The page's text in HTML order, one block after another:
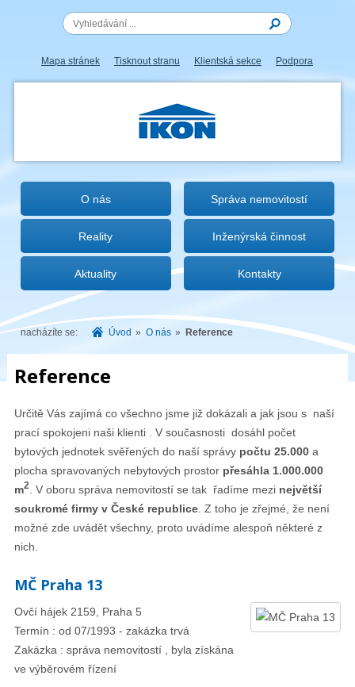
Mapa stránek Tisknout stranu Klientská sekce Podpora
IKON.CZ
O nás Správa nemovitostí
Reality Inženýrská činnost
Aktuality Kontakty
nacházíte se: Úvod » O nás » Reference
Reference
Určitě Vás zajímá co všechno jsme již dokázali a jak jsou s naší
prací spokojeni naši klienti . V současnosti dosáhl počet
bytových jednotek svěřených do naší správy počtu 25.000a
plocha spravovaných nebytových prostor přesáhla 1.000.000
m2. V oboru správa nemovitostí se tak řadíme mezi největší
soukromé firmy v České republice. Z toho je zřejmé, že není
možné zde uvádět všechny, proto uvádíme alespoň některé z
nich.
MČ Praha 13
Ovčí hájek 2159, Praha 5
Termín : od 07/1993 - zakázka trvá
Zakázka : správa nemovitostí , byla získána
ve výběrovém řízení